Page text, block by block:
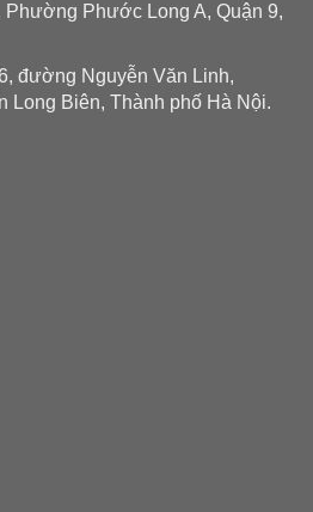
Phường Phước Long A, Quận 9,
đường Nguyễn Văn Linh,
Long Biên, Thành phố Hà Nội.